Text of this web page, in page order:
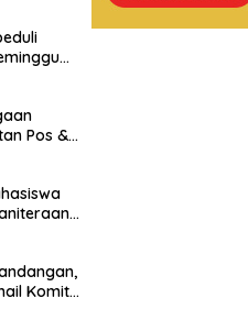
Pengrusakan Eks
Jawatan Pos &
Dilakukan Terstruktur
Profesional
Pos &
Komit